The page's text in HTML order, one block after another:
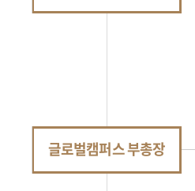
글로벌캠퍼스 부총장